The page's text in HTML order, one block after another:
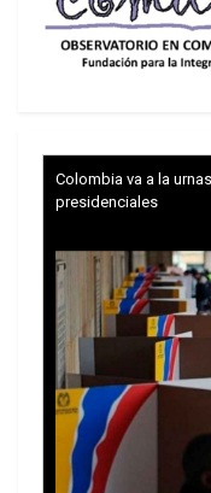
senador antes de
tono burlón,
Presionado por la
exclusiva de The
presidencial, el
redes sociales
horas antes. A
e intentó
simplemente un
privado» para
embargo, lo que
que Vorcaro
Colombia va a la
presidenciales